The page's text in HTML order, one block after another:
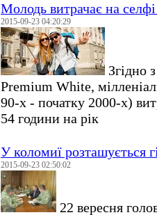
Молодь витрачає на
2015-09-23 04:20:29
Згідно
Premium White,
90-х - початку 2000-х)
54 години на рік
У коломиї розташується
2015-09-23 02:50:02
22 вересня